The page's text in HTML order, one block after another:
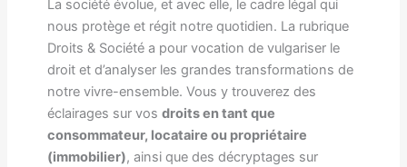
La société évolue, et avec elle, le cadre légal qui
nous protège et régit notre quotidien. La rubrique
Droits & Société a pour vocation de vulgariser le
droit et d’analyser les grandes transformations de
notre vivre-ensemble. Vous y trouverez des
éclairages sur vos droits en tant que
consommateur, locataire ou propriétaire
(immobilier), ainsi que des décryptages sur